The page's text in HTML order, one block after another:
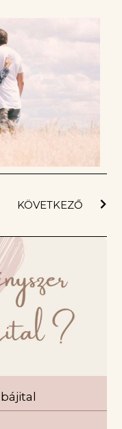
KÖVETKEZŐ